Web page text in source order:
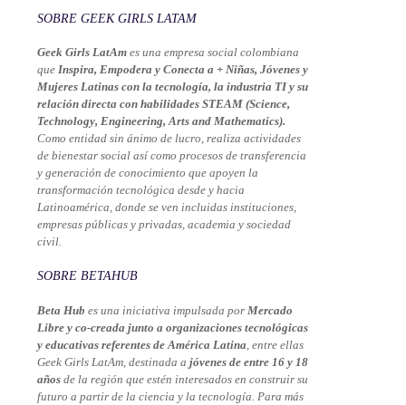
SOBRE GEEK GIRLS LATAM
Geek Girls LatAm es una empresa social colombiana
que Inspira, Empodera y Conecta a + Niñas, Jóvenes y
Mujeres Latinas con la tecnología, la industria TI y su
relación directa con habilidades STEAM (Science,
Technology, Engineering, Arts and Mathematics).
Como entidad sin ánimo de lucro, realiza actividades
de bienestar social así como procesos de transferencia
y generación de conocimiento que apoyen la
transformación tecnológica desde y hacia
Latinoamérica, donde se ven incluidas instituciones,
empresas públicas y privadas, academia y sociedad
civil.
SOBRE BETAHUB
Beta Hub es una iniciativa impulsada por Mercado
Libre y co-creada junto a organizaciones tecnológicas
y educativas referentes de América Latina , entre ellas
Geek Girls LatAm, destinada a jóvenes de entre 16 y 18
años de la región que estén interesados en construir su
futuro a partir de la ciencia y la tecnología. Para más